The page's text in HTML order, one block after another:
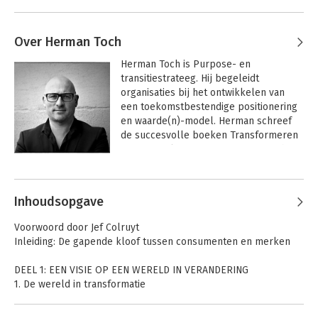
Over Herman Toch
Herman Toch is Purpose- en
transitiestrateeg. Hij begeleidt
organisaties bij het ontwikkelen van
een toekomstbestendige positionering
en waarde(n)-model. Herman schreef
de succesvolle boeken Transformeren
Andere boeken door Herman Toch
Inhoudsopgave
Voorwoord door Jef Colruyt
Inleiding: De gapende kloof tussen consumenten en merken
DEEL 1: EEN VISIE OP EEN WERELD IN VERANDERING
1. De wereld in transformatie